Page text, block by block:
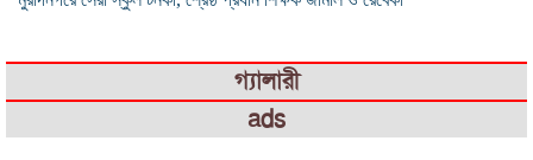
গ্যালারী
ads